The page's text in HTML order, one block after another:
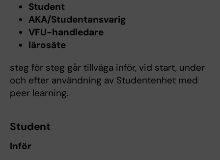
Student
AKA/Studentansvarig
VFU-handledare
lärosäte
steg för steg går tillväga inför, vid start, under
och efter användning av Studentenhet med
peer learning.
Student
Inför